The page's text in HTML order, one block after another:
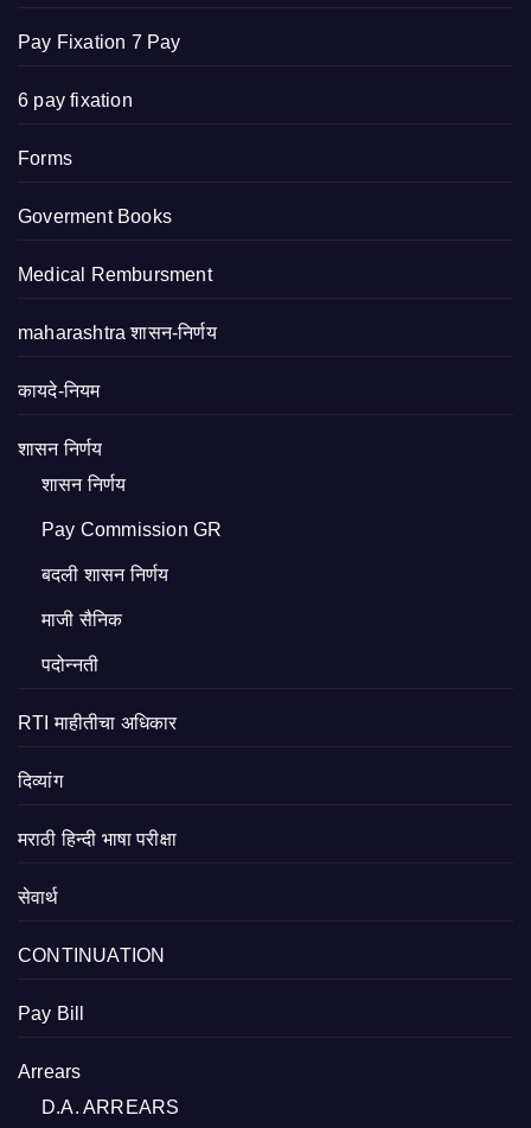
Pay Fixation 7 Pay
6 pay fixation
Forms
Goverment Books
Medical Rembursment
maharashtra शासन-निर्णय
कायदे-नियम
शासन निर्णय
शासन निर्णय
Pay Commission GR
बदली शासन निर्णय
माजी सैनिक
पदोन्नती
RTI माहीतीचा अधिकार
दिव्यांग
मराठी हिन्दी भाषा परीक्षा
सेवार्थ
CONTINUATION
Pay Bill
Arrears
D.A. ARREARS